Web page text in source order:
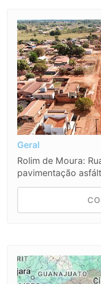
Geral
Rolim de Moura:
pavimentação